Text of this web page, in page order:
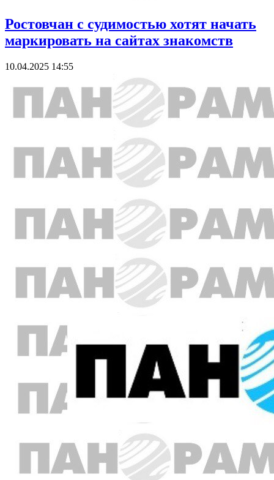
Ростовчан с судимостью хотят начать
маркировать на сайтах знакомств
10.04.2025 14:55